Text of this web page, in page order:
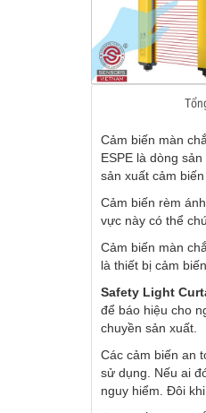
Cảm biến màn
ESPE là dòng
sản xuất cảm
Cảm biến rèm
vực này có thể
Cảm biến màn
là thiết bị cảm
Safety Light
để báo hiệu cho
chuyền sản xuất.
Các cảm biến an
sử dụng. Nếu ai
nguy hiểm. Đôi